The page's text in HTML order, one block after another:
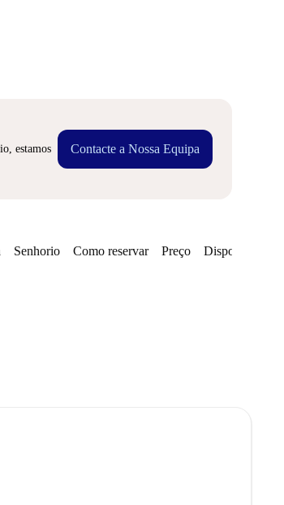
estamos
Contacte a Nossa Equipa
Senhorio Como reservar Preço Disponibilidades